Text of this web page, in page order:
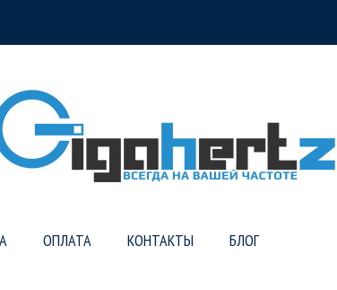
ОПЛАТА КОНТАКТЫ БЛОГ